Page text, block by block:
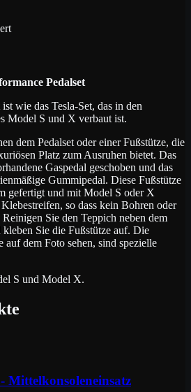
Pedalset
wie das Tesla-Set, das in den
Model S und X verbaut ist.
dem Pedalset oder einer Fußstütze, die
Platz zum Ausruhen bietet. Das
Gaspedal geschoben und das
Gummipedal. Diese Fußstütze
gefertigt und mit Model S oder X
so dass kein Bohren oder
Sie den Teppich neben dem
Sie die Fußstütze auf. Die
auf dem Foto sehen, sind spezielle
S und Model X.
Mittelkonsoleneinsatz